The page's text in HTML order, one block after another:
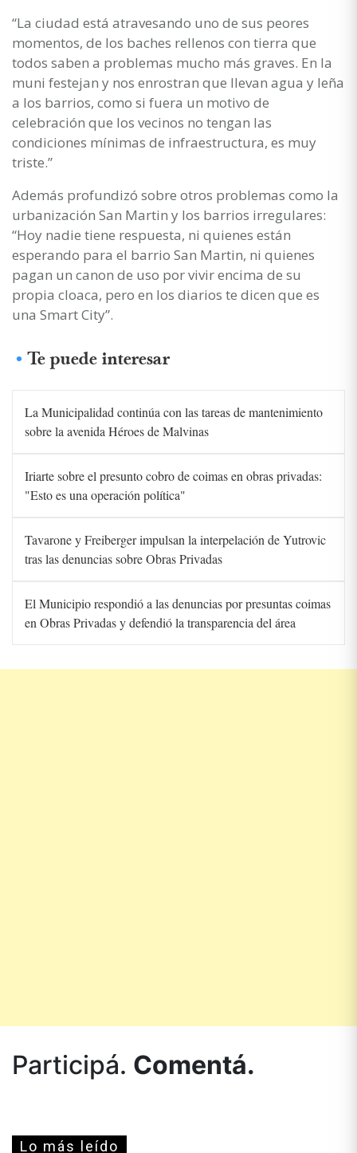
“La ciudad está atravesando uno de sus peores
momentos, de los baches rellenos con tierra que
todos saben a problemas mucho más graves. En la
muni festejan y nos enrostran que llevan agua y leña
a los barrios, como si fuera un motivo de
celebración que los vecinos no tengan las
condiciones mínimas de infraestructura, es muy
triste.”
Además profundizó sobre otros problemas como la
urbanización San Martin y los barrios irregulares:
“Hoy nadie tiene respuesta, ni quienes están
esperando para el barrio San Martin, ni quienes
pagan un canon de uso por vivir encima de su
propia cloaca, pero en los diarios te dicen que es
una Smart City”.
Te puede interesar
La Municipalidad continúa con las tareas de mantenimiento
sobre la avenida Héroes de Malvinas
Iriarte sobre el presunto cobro de coimas en obras privadas:
"Esto es una operación política"
Tavarone y Freiberger impulsan la interpelación de Yutrovic
tras las denuncias sobre Obras Privadas
El Municipio respondió a las denuncias por presuntas coimas
en Obras Privadas y defendió la transparencia del área
Participá. Comentá.
Lo más leído